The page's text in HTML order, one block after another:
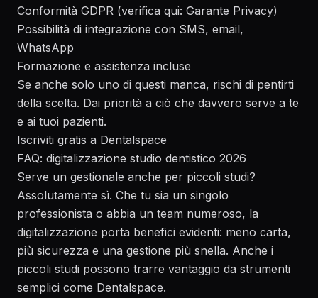
Conformità GDPR (verifica qui: Garante Privacy)
Possibilità di integrazione con SMS, email,
WhatsApp
Formazione e assistenza incluse
Se anche solo uno di questi manca, rischi di pentirti
della scelta. Dai priorità a ciò che davvero serve a te
e ai tuoi pazienti.
Iscriviti gratis a Dentalspace
FAQ: digitalizzazione studio dentistico 2026
Serve un gestionale anche per piccoli studi?
Assolutamente sì. Che tu sia un singolo
professionista o abbia un team numeroso, la
digitalizzazione porta benefici evidenti: meno carta,
più sicurezza e una gestione più snella. Anche i
piccoli studi possono trarre vantaggio da strumenti
semplici come Dentalspace.